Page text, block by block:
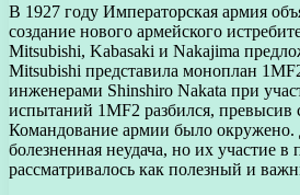
В 1927 году Императорская армия
создание нового армейского
Mitsubishi, Kabasaki и Nakajima
Mitsubishi представила моноплан
инженерами Shinshiro Nakata при
испытаний 1MF2 разбился, превысив
Командование армии было окружено.
болезненная неудача, но их участие в
рассматривалось как полезный и